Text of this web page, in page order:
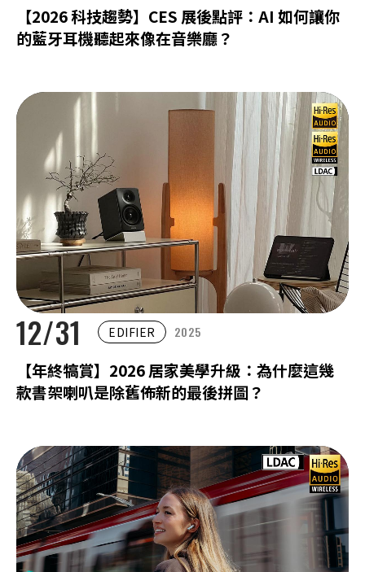
【2026 科技趨勢】CES 展後點評：AI 如何讓你
的藍牙耳機聽起來像在音樂廳？
12/31 EDIFIER 2025
【年終犒賞】2026 居家美學升級：為什麼這幾
款書架喇叭是除舊佈新的最後拼圖？